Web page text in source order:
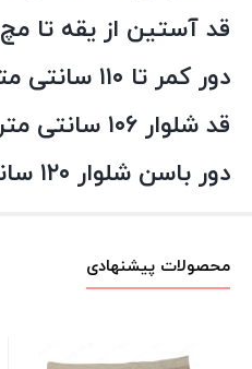
قد آستین از یقه تا مچ ۶۵ سانتی متر
دور کمر تا ۱۱۰ سانتی متر
قد شلوار ۱۰۶ سانتی متر
دور باسن شلوار ۱۲۰ سانتی متر
محصولات پیشنهادی